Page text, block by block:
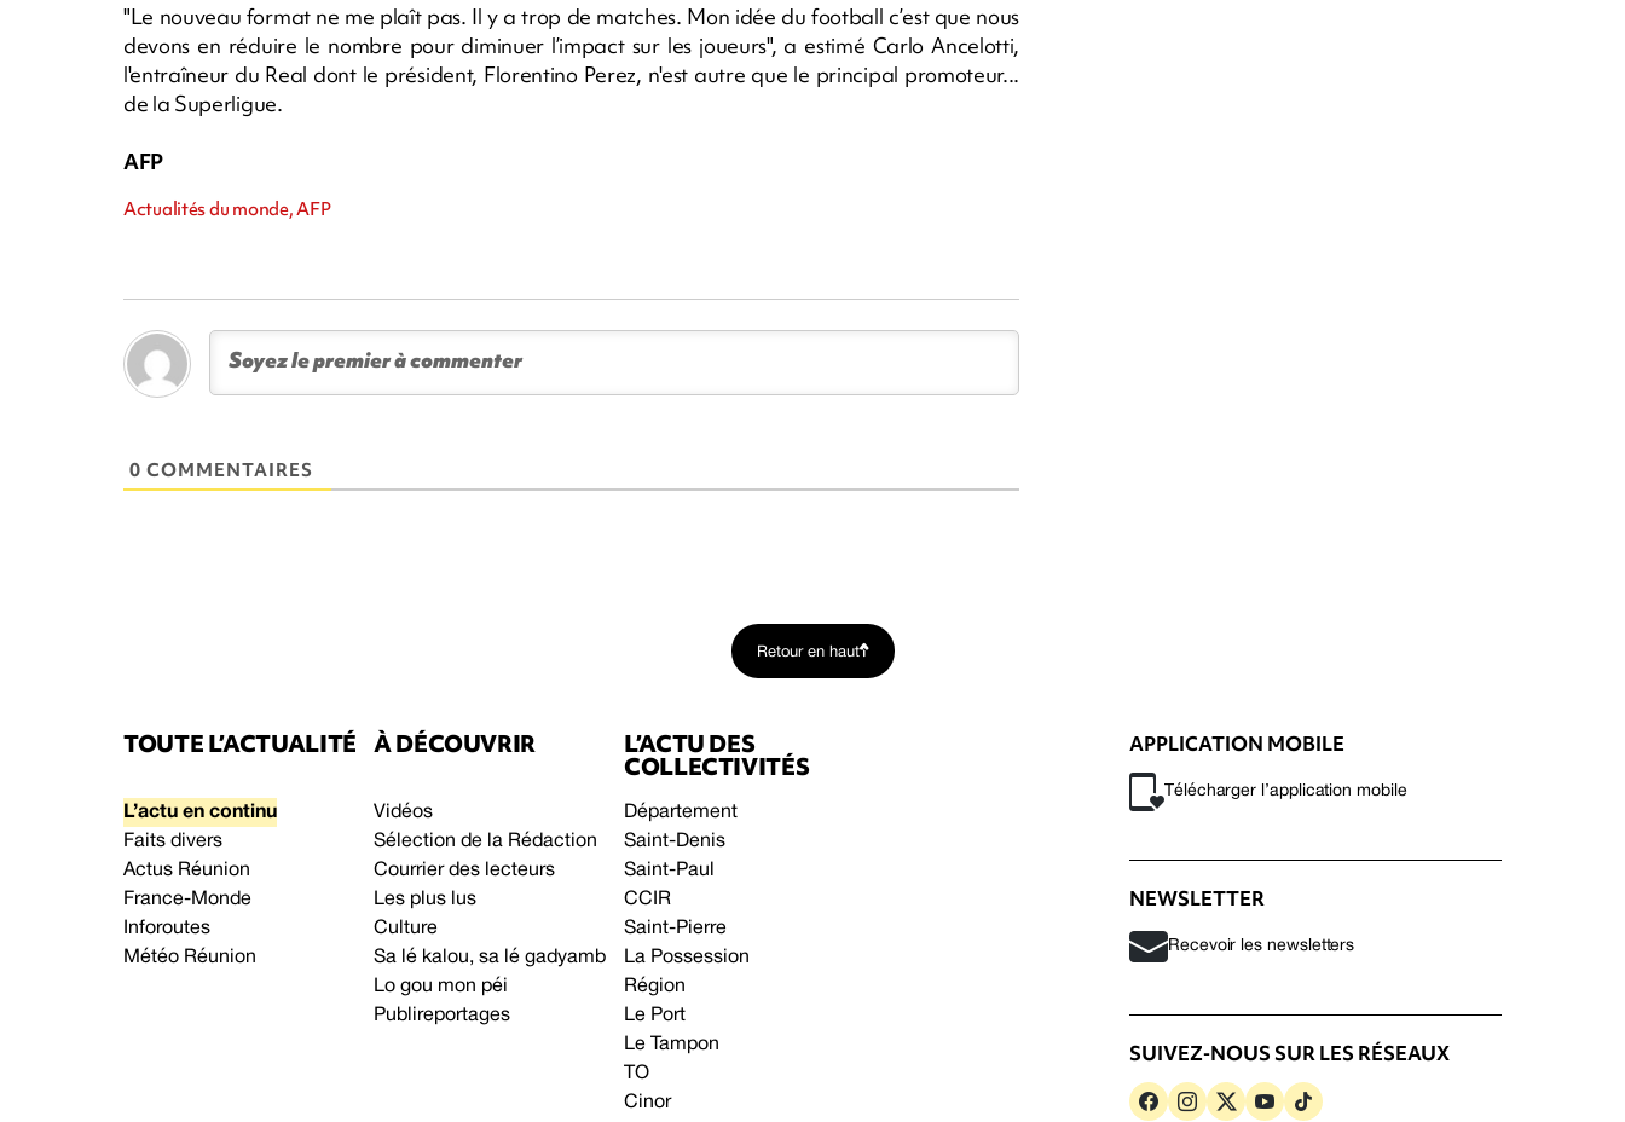
"Le nouveau format ne me plaît pas. Il y a trop de matches. Mon idée du football c’est que nous
devons en réduire le nombre pour diminuer l’impact sur les joueurs", a estimé Carlo Ancelotti,
l'entraîneur du Real dont le président, Florentino Perez, n'est autre que le principal promoteur...
de la Superligue.
AFP
Actualités du monde, AFP
0 COMMENTAIRES
Retour en haut
TOUTE L’ACTUALITÉ
L’actu en continu
Faits divers
Actus Réunion
France-Monde
Inforoutes
Météo Réunion
À DÉCOUVRIR
Vidéos
Sélection de la Rédaction
Courrier des lecteurs
Les plus lus
Culture
Sa lé kalou, sa lé gadyamb
Lo gou mon péi
Publireportages
L’ACTU DES
COLLECTIVITÉS
Département
Saint-Denis
Saint-Paul
CCIR
Saint-Pierre
La Possession
Région
Le Port
Le Tampon
TO
Cinor
APPLICATION MOBILE
Télécharger l’application mobile
NEWSLETTER
Recevoir les newsletters
SUIVEZ-NOUS SUR LES RÉSEAUX